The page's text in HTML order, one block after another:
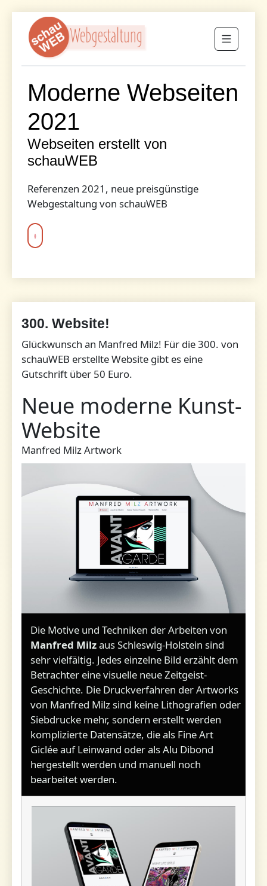
Moderne Webseiten
2021
Webseiten erstellt von
schauWEB
Referenzen 2021, neue preisgünstige
Webgestaltung von schauWEB
300. Website!
Glückwunsch an Manfred Milz! Für die 300. von
schauWEB erstellte Website gibt es eine
Gutschrift über 50 Euro.
Neue moderne Kunst-
Website
Manfred Milz Artwork
Die Motive und Techniken der Arbeiten von
Manfred Milzaus Schleswig-Holstein sind
sehr vielfältig. Jedes einzelne Bild erzählt dem
Betrachter eine visuelle neue Zeitgeist-
Geschichte. Die Druckverfahren der Artworks
von Manfred Milz sind keine Lithografien oder
Siebdrucke mehr, sondern erstellt werden
komplizierte Datensätze, die als Fine Art
Giclée auf Leinwand oder als Alu Dibond
hergestellt werden und manuell noch
bearbeitet werden.